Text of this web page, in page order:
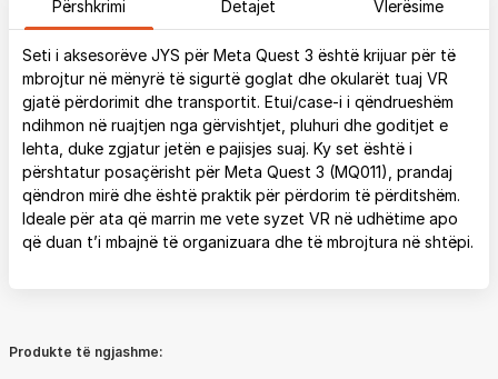
Përshkrimi Detajet Vlerësime
Seti i aksesorëve JYS për Meta Quest 3 është krijuar për të
mbrojtur në mënyrë të sigurtë goglat dhe okularët tuaj VR
gjatë përdorimit dhe transportit. Etui/case-i i qëndrueshëm
ndihmon në ruajtjen nga gërvishtjet, pluhuri dhe goditjet e
lehta, duke zgjatur jetën e pajisjes suaj. Ky set është i
përshtatur posaçërisht për Meta Quest 3 (MQ011), prandaj
qëndron mirë dhe është praktik për përdorim të përditshëm.
Ideale për ata që marrin me vete syzet VR në udhëtime apo
që duan t’i mbajnë të organizuara dhe të mbrojtura në shtëpi.
Produkte të ngjashme: